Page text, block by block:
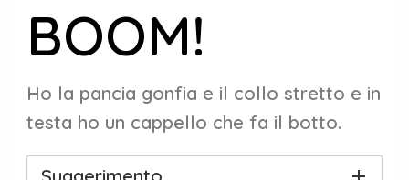
BOOM!
Ho la pancia gonfia e il collo stretto e in
testa ho un cappello che fa il botto.